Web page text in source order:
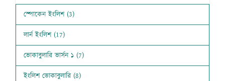
স্পোকেন ইংলিশ (3)
লার্ন ইংলিশ (17)
ভোকাবুলারি ভার্সন ১ (7)
ইংলিশ ভোকাবুলারি (8)